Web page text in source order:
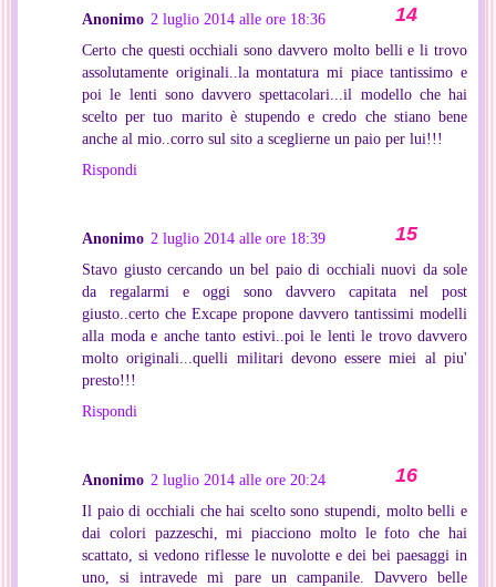
Anonimo 2 luglio 2014 alle ore 18:36
Certo che questi occhiali sono davvero molto belli e li trovo
assolutamente originali..la montatura mi piace tantissimo e
poi le lenti sono davvero spettacolari...il modello che hai
scelto per tuo marito è stupendo e credo che stiano bene
anche al mio..corro sul sito a sceglierne un paio per lui!!!
Rispondi
Anonimo 2 luglio 2014 alle ore 18:39
Stavo giusto cercando un bel paio di occhiali nuovi da sole
da regalarmi e oggi sono davvero capitata nel post
giusto..certo che Excape propone davvero tantissimi modelli
alla moda e anche tanto estivi..poi le lenti le trovo davvero
molto originali...quelli militari devono essere miei al piu'
presto!!!
Rispondi
Anonimo 2 luglio 2014 alle ore 20:24
Il paio di occhiali che hai scelto sono stupendi, molto belli e
dai colori pazzeschi, mi piacciono molto le foto che hai
scattato, si vedono riflesse le nuvolotte e dei bei paesaggi in
uno, si intravede mi pare un campanile. Davvero belle